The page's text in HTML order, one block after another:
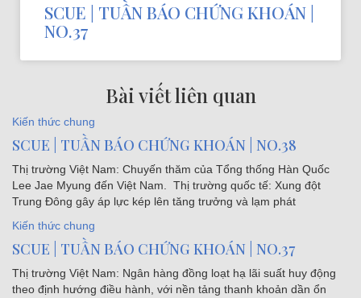
SCUE | TUẦN BÁO CHỨNG KHOÁN |
NO.37
Bài viết liên quan
Kiến thức chung
SCUE | TUẦN BÁO CHỨNG KHOÁN | NO.38
Thị trường Việt Nam: Chuyến thăm của Tổng thống Hàn Quốc
Lee Jae Myung đến Việt Nam. Thị trường quốc tế: Xung đột
Trung Đông gây áp lực kép lên tăng trưởng và lạm phát
Kiến thức chung
SCUE | TUẦN BÁO CHỨNG KHOÁN | NO.37
Thị trường Việt Nam: Ngân hàng đồng loạt hạ lãi suất huy động
theo định hướng điều hành, với nền tảng thanh khoản dần ổn